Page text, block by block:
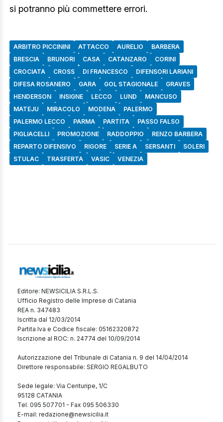
si potranno più commettere errori.
ARBITRO PICCININI ATTACCO AURELIO
BARBERA
BRESCIA
BRUNORI CASA CATANZARO
CORINI
CROCIATA
CROSS DI FRANCESCO
DIFENSORI LARIANI
DIFESA ROSANERO
GARA GOL STAGIONALE
GRAVES
HENDERSON
INSIGNE LECCO LUND
MANCUSO
MATEJU
MIRACOLO MODENA
PALERMO
PALERMO LECCO
PARMA PARTITA
PASSO FALSO
PIGLIACELLI
PROMOZIONE RADDOPPIO
RENZO BARBERA
REPARTO DIFENSIVO
RIGORE SERIE A SERSANTI
SOLERI
STULAC
TRASFERTA VASIC VENEZIA
Editore: NEWSICILIA S.R.L.S.
Ufficio Registro delle Imprese di Catania
REA n. 347483
Iscritta dal 12/03/2014
Partita Iva e Codice fiscale: 05162320872
Iscrizione al ROC: n. 24774 del 10/09/2014
Autorizzazione del Tribunale di Catania n. 9 del 14/04/2014
Direttore responsabile: SERGIO REGALBUTO
Sede legale: Via Centuripe, 1/C
95128 CATANIA
Tel. 095 507701 - Fax 095 506330
E-mail: redazione@newsicilia.it